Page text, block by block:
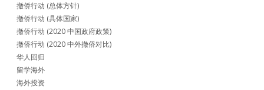
撤侨行动 (总体方针)
撤侨行动 (具体国家)
撤侨行动 (2020 中国政府政策)
撤侨行动 (2020 中外撤侨对比)
华人回归
留学海外
海外投资